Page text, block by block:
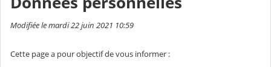
Modifiée le mardi 22 juin 2021 10:59
Cette page a pour objectif de vous informer :